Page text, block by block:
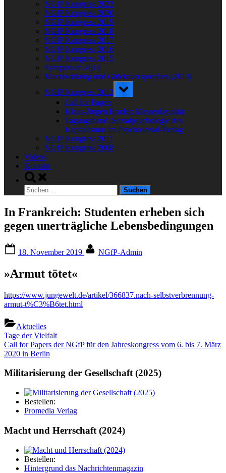
NGfP Kongress 2023
NGfP Kongress 2020
NGfP Kongress 2019
NGfP Kongress 2018
NGfP Kongress 2017
NGfP Kongress 2016
NGfP Kongress 2015
Symposium 2014
Machtwirkung und Glücksversprechen (2013)
NGfP Kongress 2012
Toggle
sub-
Call for Papers
Klaus-Jürgen Bruder: Massenloyalität
Tagungsband: Sozialpsychologie des
Kapitalismus im Psychosozial-Verlag
NGfP Kongress 2011
NGfP Kongress 2008
Videos
Kontakt
Toggle
search
form
Suchen
nach:
In Frankreich: Studenten erheben sich
gegen unerträgliche Lebensbedingungen
on
18. November 2019 NGfP-Admin
»Armut tötet«
https://www.jungewelt.de/artikel/366837.nach-selbstverbrennung-
armut‑t%C3%B6tet.html
Aktuelles
Beitragsnavigation
Previous
Post:
Tage der Vielfalt
Next
Post:
Call for Papers der NGfP für den Jahreskongress vom 6. bis 7. März
2020 in Berlin
Militarisierung der Gesellschaft (2025)
Bestellen:
Promedia Verlag
Macht und Herrschaft (2024)
Bestellen:
Hintergrund das Nachrichtenmagazin